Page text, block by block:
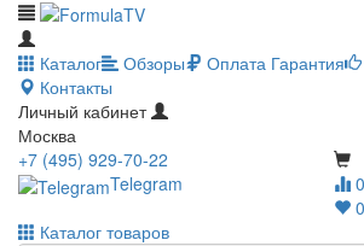
Каталог Обзоры Оплата Гарантия
Контакты
Личный кабинет
Москва
0
0
+7 (495) 929-70-22
Telegram
Каталог товаров